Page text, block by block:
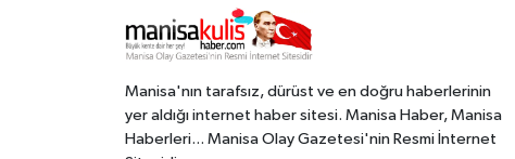
Manisa'nın tarafsız, dürüst ve en doğru haberlerinin
yer aldığı internet haber sitesi. Manisa Haber, Manisa
Haberleri... Manisa Olay Gazetesi'nin Resmi İnternet